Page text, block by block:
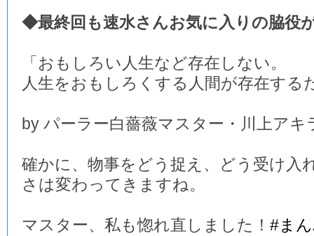
◆最終回も速水さんお気に入りの脇役
「おもしろい人生など存在しない。
人生をおもしろくする人間が存在する
by パーラー白薔薇マスター・川上アキ
確かに、物事をどう捉え、どう受け入
さは変わってきますね。
マスター、私も惚れ直しました！ #ま